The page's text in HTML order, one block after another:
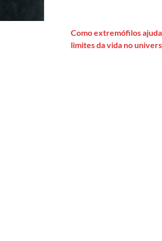
Como extremófilos
limites da vida no